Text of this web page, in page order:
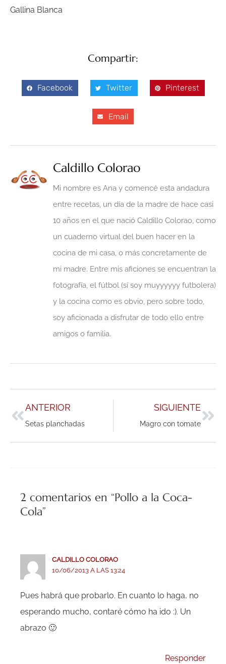
Gallina Blanca
Compartir:
Facebook Twitter Pinterest
Email
Caldillo Colorao
Mi nombre es Ana y comencé esta andadura
entre recetas, un día de la madre de hace casi
10 años en el que nació Caldillo Colorao, como
un cuaderno virtual del buen hacer en la
cocina de mi casa, o más concretamente de
mi madre. Entre mis aficiones se encuentran la
fotografía, el fútbol (sí soy muyyyyyy futbolera)
y la cocina como es obvio, pero sobre todo,
soy aficionada a disfrutar de todo ello entre
amigos o familia.
ANTERIOR
Setas planchadas
SIGUIENTE
Magro con tomate
2 comentarios en “Pollo a la Coca-
Cola”
CALDILLO COLORAO
10/06/2013 A LAS 13:24
Pues habrá que probarlo. En cuanto lo haga, no
esperando mucho, contaré cómo ha ido :). Un
abrazo 🙂
Responder